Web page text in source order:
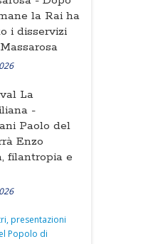
la Rai ha
i disservizi
La
-
Paolo del
Enzo
filantropia e